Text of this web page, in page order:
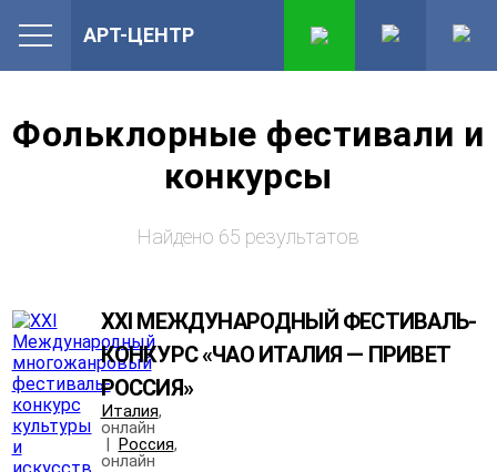
Фольклорные фестивали и
конкурсы
Найдено 65 результатов
XXI МЕЖДУНАРОДНЫЙ ФЕСТИВАЛЬ-
КОНКУРС «ЧАО ИТАЛИЯ — ПРИВЕТ
РОССИЯ»
Италия,
онлайн
| Россия,
онлайн
АРТ-ЦЕНТР